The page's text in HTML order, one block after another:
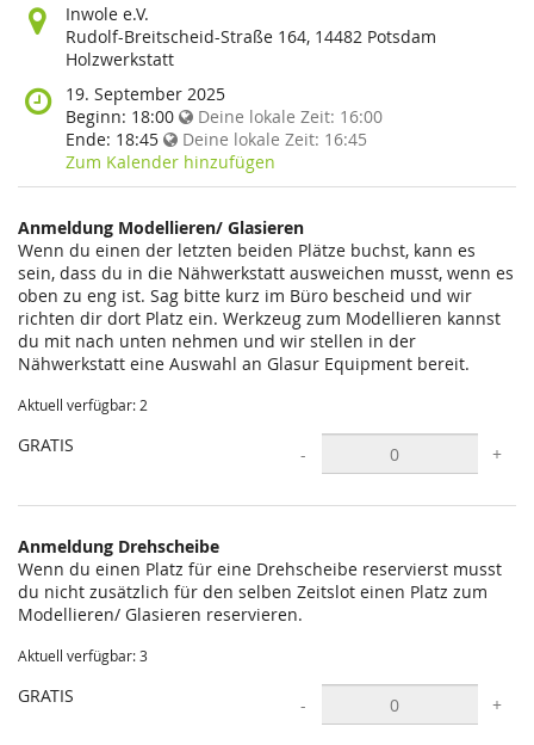
Wo
findet
diese
statt?
Inwole e.V.
Rudolf-Breitscheid-Straße 164, 14482 Potsdam
Holzwerkstatt
Wann
findet
diese
Veranstaltung
statt?
19. September 2025
Beginn: 18:00 Deine lokale Zeit: 16:00
Ende: 18:45 Deine lokale Zeit: 16:45
Zum Kalender hinzufügen
Anmeldung Modellieren/ Glasieren
Wenn du einen der letzten beiden Plätze buchst, kann es
sein, dass du in die Nähwerkstatt ausweichen musst, wenn es
oben zu eng ist. Sag bitte kurz im Büro bescheid und wir
richten dir dort Platz ein. Werkzeug zum Modellieren kannst
du mit nach unten nehmen und wir stellen in der
Nähwerkstatt eine Auswahl an Glasur Equipment bereit.
Aktuell verfügbar: 2
GRATIS - +
Anmeldung Drehscheibe
Wenn du einen Platz für eine Drehscheibe reservierst musst
du nicht zusätzlich für den selben Zeitslot einen Platz zum
Modellieren/ Glasieren reservieren.
Aktuell verfügbar: 3
GRATIS - +